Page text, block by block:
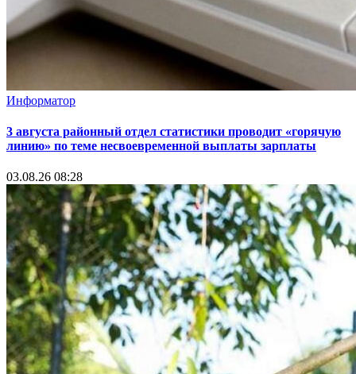
Информатор
3 августа районный отдел статистики проводит «горячую
линию» по теме несвоевременной выплаты зарплаты
03.08.26 08:28